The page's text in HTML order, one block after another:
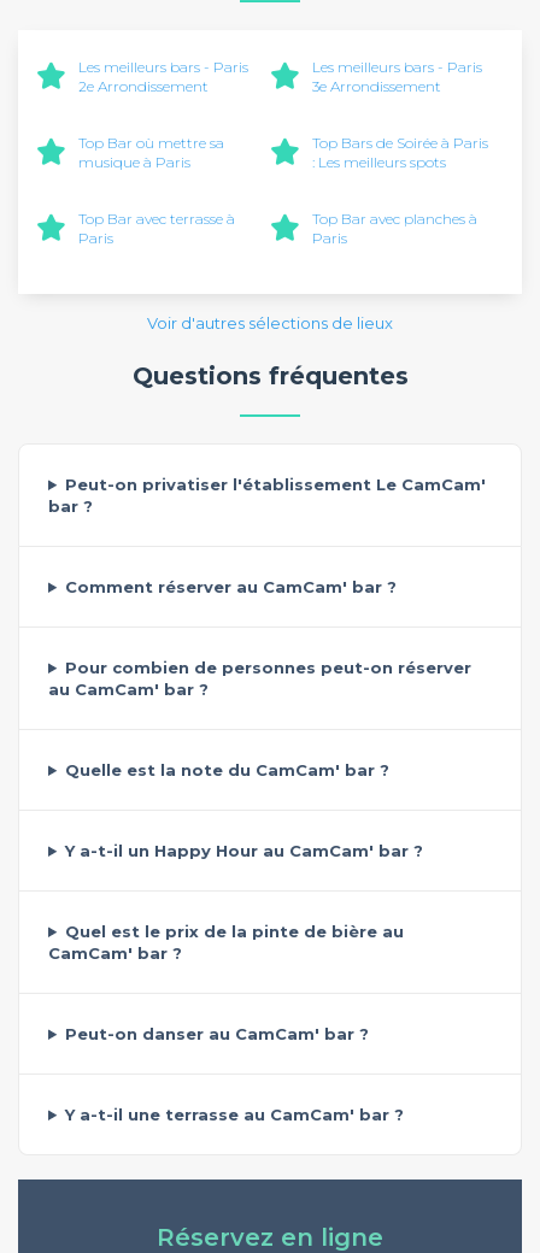
Les meilleurs bars - Paris
2e Arrondissement
Les meilleurs bars - Paris
3e Arrondissement
Top Bar où mettre sa
musique à Paris
Top Bars de Soirée à Paris
: Les meilleurs spots
Top Bar avec terrasse à
Paris
Top Bar avec planches à
Paris
Voir d'autres sélections de lieux
Questions fréquentes
Peut-on privatiser l'établissement Le CamCam'
bar ?
Comment réserver au CamCam' bar ?
Pour combien de personnes peut-on réserver
au CamCam' bar ?
Quelle est la note du CamCam' bar ?
Y a-t-il un Happy Hour au CamCam' bar ?
Quel est le prix de la pinte de bière au
CamCam' bar ?
Peut-on danser au CamCam' bar ?
Y a-t-il une terrasse au CamCam' bar ?
Réservez en ligne